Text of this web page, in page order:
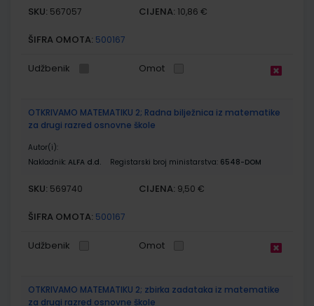
SKU: 567057 CIJENA: 10,86 €
ŠIFRA OMOTA: 500167
Udžbenik Omot
OTKRIVAMO MATEMATIKU 2; Radna bilježnica iz matematike
za drugi razred osnovne škole
Autor(i):
Nakladnik: ALFA d.d. Registarski broj ministarstva: 6548-DOM
SKU: 569740 CIJENA: 9,50 €
ŠIFRA OMOTA: 500167
Udžbenik Omot
OTKRIVAMO MATEMATIKU 2; zbirka zadataka iz matematike
za drugi razred osnovne škole